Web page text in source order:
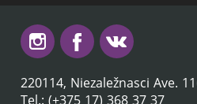
220114, Niezaležnasci Ave.
Tel.: (+375 17) 368 37 37